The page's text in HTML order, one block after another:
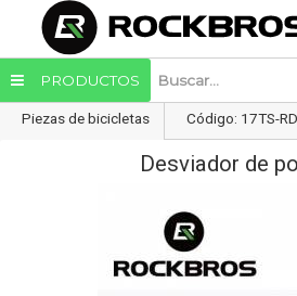
PRODUCTOS
Piezas de bicicletas Código: 17TS-RD
Desviador de
Enviar a email